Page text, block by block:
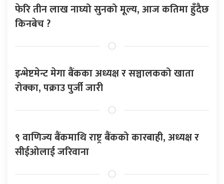
फेरि तीन लाख नाघ्यो सुनको मूल्य, आज कतिमा हुँदैछ
किनबेच ?
इन्भेष्टमेन्ट मेगा बैंकका अध्यक्ष र सञ्चालकको खाता
रोक्का, पक्राउ पुर्जी जारी
९ वाणिज्य बैंकमाथि राष्ट्र बैंकको कारबाही, अध्यक्ष र
सीईओलाई जरिवाना